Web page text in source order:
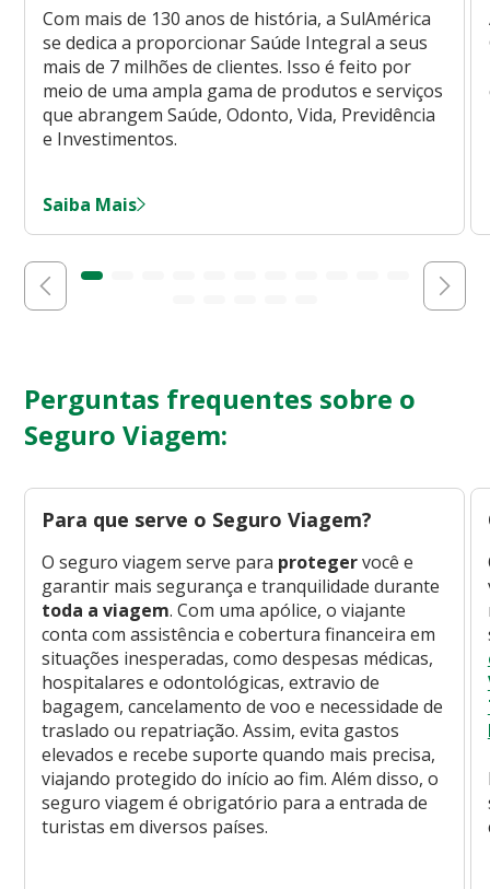
Com mais de 130 anos de história, a SulAmérica
se dedica a proporcionar Saúde Integral a seus
mais de 7 milhões de clientes. Isso é feito por
meio de uma ampla gama de produtos e serviços
que abrangem Saúde, Odonto, Vida, Previdência
e Investimentos.
Saiba Mais
Perguntas frequentes sobre o
Seguro Viagem:
Para que serve o Seguro Viagem?
O seguro viagem serve para protegervocê e
garantir mais segurança e tranquilidade durante
toda a viagem. Com uma apólice, o viajante
conta com assistência e cobertura financeira em
situações inesperadas, como despesas médicas,
hospitalares e odontológicas, extravio de
bagagem, cancelamento de voo e necessidade de
traslado ou repatriação. Assim, evita gastos
elevados e recebe suporte quando mais precisa,
viajando protegido do início ao fim. Além disso, o
seguro viagem é obrigatório para a entrada de
turistas em diversos países.